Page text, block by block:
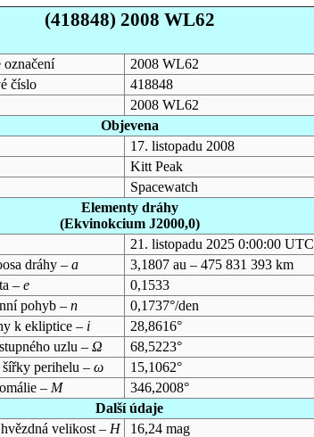
(418848) 2008 WL62
označení
2008 WL62
číslo
418848
2008 WL62
Objevena
17. listopadu 2008
Kitt Peak
Spacewatch
Elementy dráhy
(Ekvinokcium J2000,0)
21. listopadu 2025 0:00:00 UTC
dráhy – a
3,1807 au – 475 831 393 km
– e
0,1533
pohyb – n
0,1737°/den
k ekliptice – i
28,8616°
uzlu – Ω
68,5223°
perihelu – ω
15,1062°
– M
346,2008°
Další údaje
velikost – H
16,24 mag